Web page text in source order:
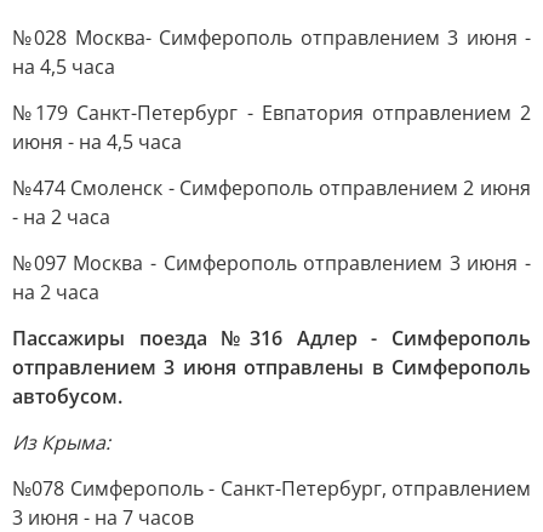
№028 Москва- Симферополь отправлением 3 июня -
на 4,5 часа
№179 Санкт-Петербург - Евпатория отправлением 2
июня - на 4,5 часа
№474 Смоленск - Симферополь отправлением 2 июня
- на 2 часа
№097 Москва - Симферополь отправлением 3 июня -
на 2 часа
Пассажиры поезда №316 Адлер - Симферополь
отправлением 3 июня отправлены в Симферополь
автобусом.
Из Крыма:
№078 Симферополь - Санкт-Петербург, отправлением
3 июня - на 7 часов